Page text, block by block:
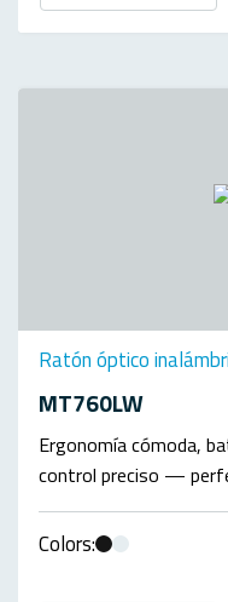
Ratón óptico
MT760LW
Ergonomía cómoda,
control preciso —
Colors: